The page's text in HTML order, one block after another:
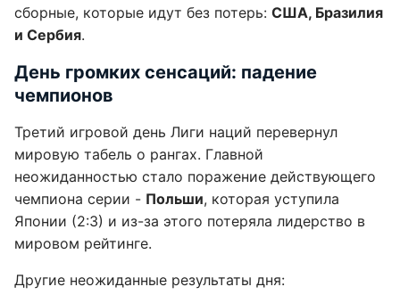
сборные, которые идут без потерь: США, Бразилия
и Сербия.
День громких сенсаций: падение
чемпионов
Третий игровой день Лиги наций перевернул
мировую табель о рангах. Главной
неожиданностью стало поражение действующего
чемпиона серии - Польши, которая уступила
Японии (2:3) и из-за этого потеряла лидерство в
мировом рейтинге.
Другие неожиданные результаты дня: